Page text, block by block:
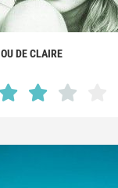
DE CLAIRE